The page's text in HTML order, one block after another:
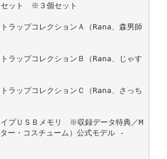
セット ※３個セット
ラップコレクションＡ（Rana、森男師
ラップコレクションＢ（Rana、じゃす
ラップコレクションＣ（Rana、さっち
プＵＳＢメモリ ※収録データ特典／M
ー・コスチューム）公式モデル -